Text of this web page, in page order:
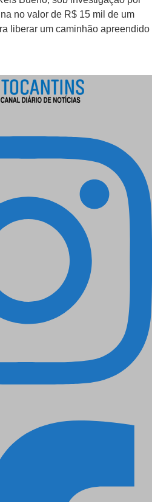
no valor de R$ 15 mil de um
liberar um caminhão apreendido